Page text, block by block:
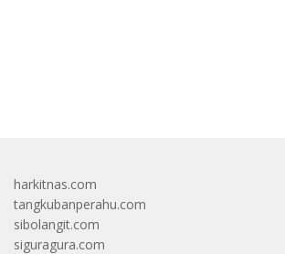
harkitnas.com
tangkubanperahu.com
sibolangit.com
siguragura.com